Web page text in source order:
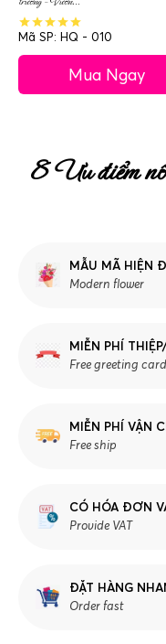
Mã SP: HQ - 010
Mua Ngay
8 Ưu điểm
MẪU MÃ HIỆN
Modern flower
MIỄN PHÍ
Free greeting
MIỄN PHÍ VẬN
Free ship
CÓ HÓA ĐƠN
Provide VAT
ĐẶT HÀNG
Order fast